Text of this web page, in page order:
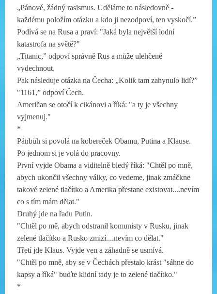
„Pánové, žádný rasismus. Uděláme to následovně -
každému položím otázku a kdo ji nezodpoví, ten vyskočí.”
Podívá se na Rusa a praví: "Jaká byla největší lodní
katastrofa na světě?"
„Titanic,” odpoví správně Rus a může ulehčeně
vydechnout.
Pak následuje otázka na Čecha: „Kolik tam zahynulo lidí?”
"1161,” odpoví Čech.
Američan se otočí k cikánovi a říká: "a ty je všechny
vyjmenuj."
*
Pánbůh si povolá na kobereček Obamu, Putina a Klause.
Po jednom si je volá do pracovny.
První vyjde Obama a viditelně bledý říká: "Chtěl po mně,
abych ukončil všechny války, co vedeme, jinak zmáčkne
takové zelené tlačítko a Amerika přestane existovat....nevím
co s tím mám dělat."
Druhý jde na řadu Putin.
"Chtěl po mě, abych odstranil komunisty v Rusku, jinak
zelené tlačítko a Rusko zmizí....nevím co dělat."
Třetí jde Klaus. Vyjde ven a záhadně se usmívá.
"Chtěl po mně, aby se v Čechách přestalo krást "sáhne do
kapsy a říká" buďte klidní tady je to zelené tlačítko."
*